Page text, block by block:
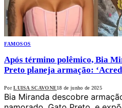
FAMOSOS
Após término polêmico, Bia
Preto planeja armação:
Por LUISA SCAVONE18 de junho de 2025
Bia Miranda descobre